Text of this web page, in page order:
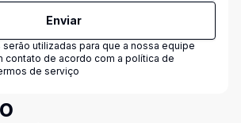
Enviar
utilizadas para que a nossa equipe
contato de acordo com a política de
de serviço